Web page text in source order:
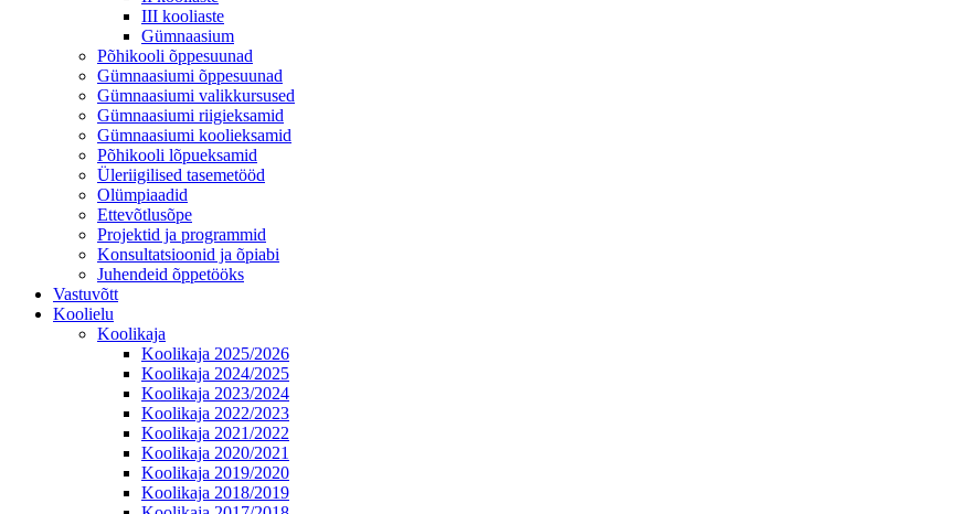
III kooliaste
Gümnaasium
Põhikooli õppesuunad
Gümnaasiumi õppesuunad
Gümnaasiumi valikkursused
Gümnaasiumi riigieksamid
Gümnaasiumi koolieksamid
Põhikooli lõpueksamid
Üleriigilised tasemetööd
Olümpiaadid
Ettevõtlusõpe
Projektid ja programmid
Konsultatsioonid ja õpiabi
Juhendeid õppetööks
Vastuvõtt
Koolielu
Koolikaja
Koolikaja 2025/2026
Koolikaja 2024/2025
Koolikaja 2023/2024
Koolikaja 2022/2023
Koolikaja 2021/2022
Koolikaja 2020/2021
Koolikaja 2019/2020
Koolikaja 2018/2019